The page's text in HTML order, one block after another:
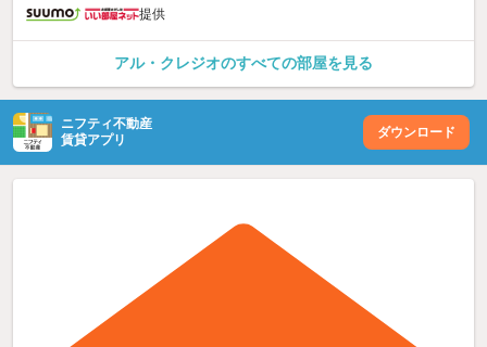
提供
アル・クレジオのすべての部屋を見る
ニフティ不動産
賃貸アプリ
ダウンロード